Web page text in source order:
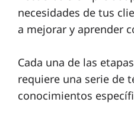
necesidades de tus
a mejorar y aprender
Cada una de las
requiere una serie de
conocimientos